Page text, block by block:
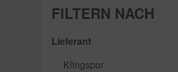
FILTERN NACH
Lieferant
Klingspor